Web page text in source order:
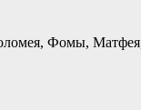
Фомы,